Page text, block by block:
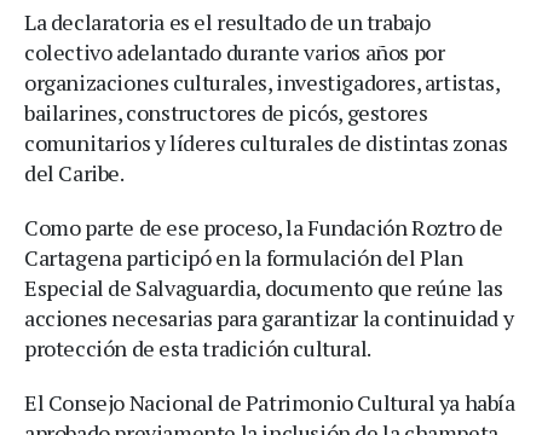
La declaratoria es el resultado de un trabajo
colectivo adelantado durante varios años por
organizaciones culturales, investigadores, artistas,
bailarines, constructores de picós, gestores
comunitarios y líderes culturales de distintas zonas
del Caribe.
Como parte de ese proceso, la Fundación Roztro de
Cartagena participó en la formulación del Plan
Especial de Salvaguardia, documento que reúne las
acciones necesarias para garantizar la continuidad y
protección de esta tradición cultural.
El Consejo Nacional de Patrimonio Cultural ya había